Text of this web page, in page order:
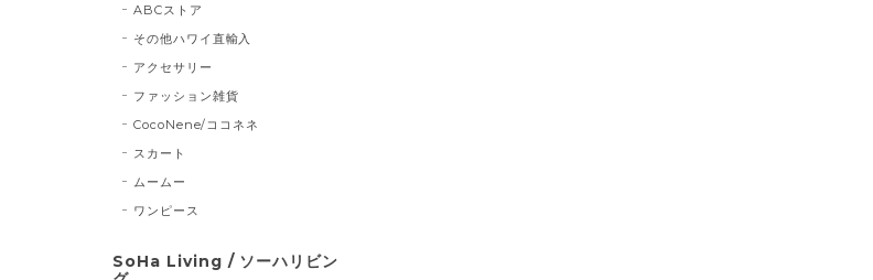
ABCストア
その他ハワイ直輸入
アクセサリー
ファッション雑貨
CocoNene/ココネネ
スカート
ムームー
ワンピース
SoHa Living / ソーハリビン